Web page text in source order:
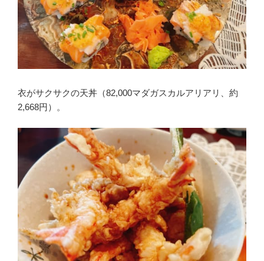
衣がサクサクの天丼（82,000マダガスカルアリアリ、約
2,668円）。